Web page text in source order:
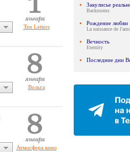
Ten Letters
Вольга
Атмосфера кино
Закулисье
Backrooms
Рождение любви
La naissance de
Вечность
Eternity
Последние дни